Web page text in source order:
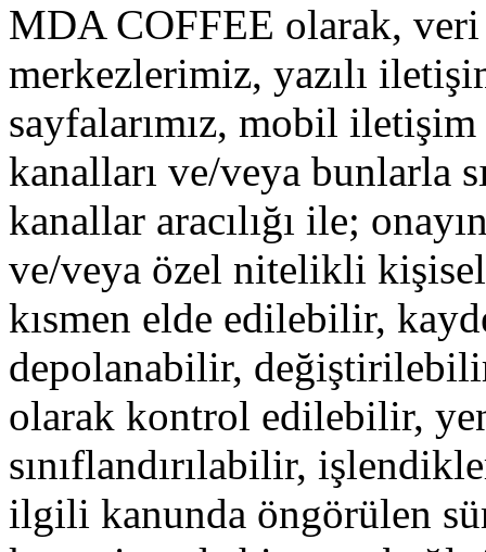
MDA COFFEE olarak, veri
merkezlerimiz, yazılı
sayfalarımız, mobil
kanalları ve/veya bunlarla
kanallar aracılığı ile;
ve/veya özel nitelikli
kısmen elde edilebilir,
depolanabilir,
olarak kontrol edilebilir,
sınıflandırılabilir,
ilgili kanunda öngörülen